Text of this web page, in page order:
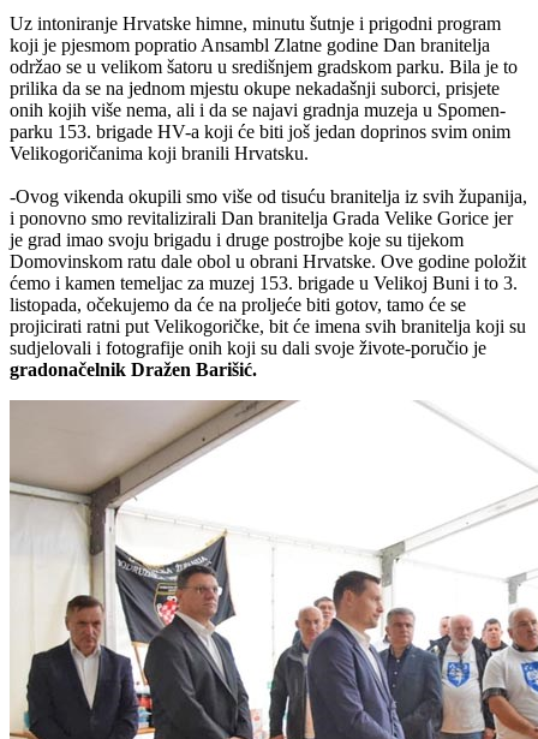
Uz intoniranje Hrvatske himne, minutu šutnje i prigodni program
koji je pjesmom popratio Ansambl Zlatne godine Dan branitelja
održao se u velikom šatoru u središnjem gradskom parku. Bila je to
prilika da se na jednom mjestu okupe nekadašnji suborci, prisjete
onih kojih više nema, ali i da se najavi gradnja muzeja u Spomen-
parku 153. brigade HV-a koji će biti još jedan doprinos svim onim
Velikogoričanima koji branili Hrvatsku.
-Ovog vikenda okupili smo više od tisuću branitelja iz svih županija,
i ponovno smo revitalizirali Dan branitelja Grada Velike Gorice jer
je grad imao svoju brigadu i druge postrojbe koje su tijekom
Domovinskom ratu dale obol u obrani Hrvatske. Ove godine položit
ćemo i kamen temeljac za muzej 153. brigade u Velikoj Buni i to 3.
listopada, očekujemo da će na proljeće biti gotov, tamo će se
projicirati ratni put Velikogoričke, bit će imena svih branitelja koji su
sudjelovali i fotografije onih koji su dali svoje živote-poručio je
gradonačelnik Dražen Barišić.